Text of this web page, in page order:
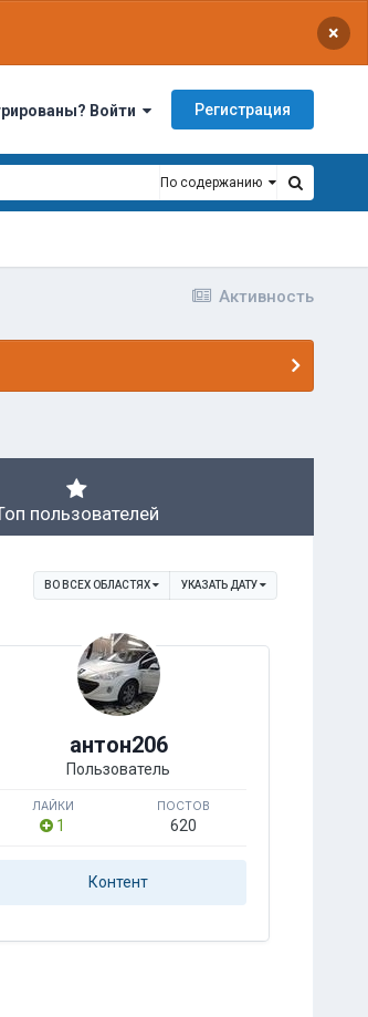
×
Войти Регистрация
По содержанию
Активность
пользователей
ВО ВСЕХ ОБЛАСТЯХ УКАЗАТЬ ДАТУ
антон206
Пользователь
ЛАЙКИ
1
ПОСТОВ
620
Контент